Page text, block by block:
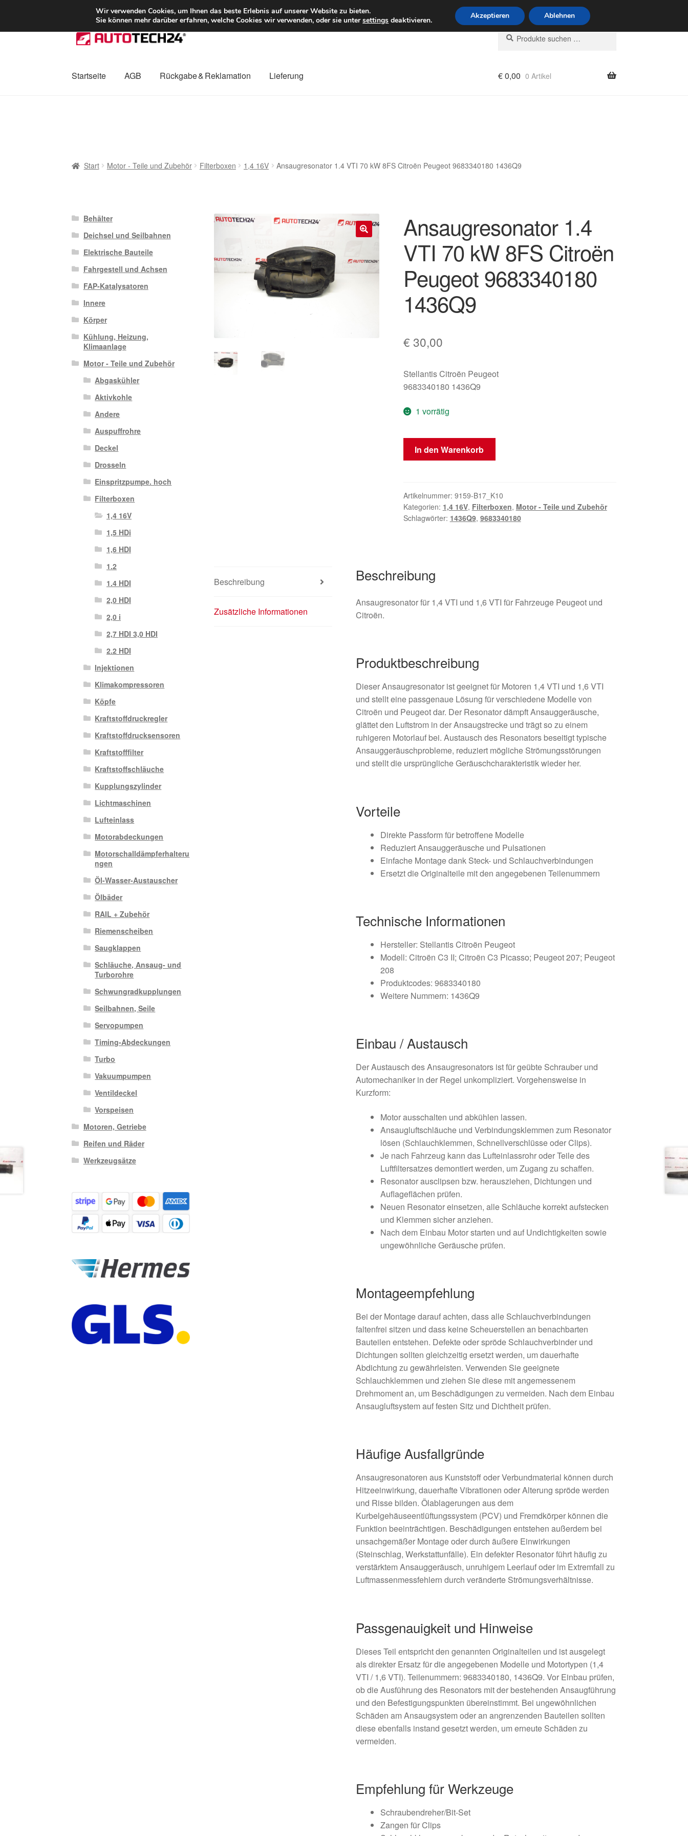
LIEFERUNG ab 6 EUR Mo–Fr 9–16 Uhr · 0175 7465658
Zur
Navigation
Zum
Inhalt
Suchen
nach:
Suchen
Startseite AGB Rückgabe & Reklamation Lieferung €0,00 0 Artikel
Start Motor - Teile und Zubehör Filterboxen 1,4 16V Ansaugresonator 1.4 VTI 70 kW 8FS Citroën Peugeot 9683340180 1436Q9
Ansaugresonator 1.4
VTI 70 kW 8FS Citroën
Peugeot 9683340180
1436Q9
€ 30,00
Stellantis Citroën Peugeot
9683340180 1436Q9
1 vorrätig
Ansaugresonator
kW
8FS
Citroën
Menge
In den Warenkorb
Artikelnummer: 9159-B17_K10
Kategorien: 1,4 16V, Filterboxen, Motor - Teile und Zubehör
Schlagwörter: 1436Q9, 9683340180
Beschreibung
Zusätzliche Informationen
Beschreibung
Ansaugresonator für 1,4 VTI und 1,6 VTI für Fahrzeuge Peugeot und
Citroën.
Produktbeschreibung
Dieser Ansaugresonator ist geeignet für Motoren 1,4 VTI und 1,6 VTI
und stellt eine passgenaue Lösung für verschiedene Modelle von
Citroën und Peugeot dar. Der Resonator dämpft Ansauggeräusche,
glättet den Luftstrom in der Ansaugstrecke und trägt so zu einem
ruhigeren Motorlauf bei. Austausch des Resonators beseitigt typische
Ansauggeräuschprobleme, reduziert mögliche Strömungsstörungen
und stellt die ursprüngliche Geräuschcharakteristik wieder her.
Vorteile
Direkte Passform für betroffene Modelle
Reduziert Ansauggeräusche und Pulsationen
Einfache Montage dank Steck- und Schlauchverbindungen
Ersetzt die Originalteile mit den angegebenen Teilenummern
Technische Informationen
Hersteller: Stellantis Citroën Peugeot
Modell: Citroën C3 II; Citroën C3 Picasso; Peugeot 207; Peugeot
208
Produktcodes: 9683340180
Weitere Nummern: 1436Q9
Einbau / Austausch
Der Austausch des Ansaugresonators ist für geübte Schrauber und
Automechaniker in der Regel unkompliziert. Vorgehensweise in
Kurzform:
Motor ausschalten und abkühlen lassen.
Ansaugluftschläuche und Verbindungsklemmen zum Resonator
lösen (Schlauchklemmen, Schnellverschlüsse oder Clips).
Je nach Fahrzeug kann das Lufteinlassrohr oder Teile des
Luftfiltersatzes demontiert werden, um Zugang zu schaffen.
Resonator ausclipsen bzw. herausziehen, Dichtungen und
Auflageflächen prüfen.
Neuen Resonator einsetzen, alle Schläuche korrekt aufstecken
und Klemmen sicher anziehen.
Nach dem Einbau Motor starten und auf Undichtigkeiten sowie
ungewöhnliche Geräusche prüfen.
Montageempfehlung
Bei der Montage darauf achten, dass alle Schlauchverbindungen
faltenfrei sitzen und dass keine Scheuerstellen an benachbarten
Bauteilen entstehen. Defekte oder spröde Schlauchverbinder und
Dichtungen sollten gleichzeitig ersetzt werden, um dauerhafte
Abdichtung zu gewährleisten. Verwenden Sie geeignete
Schlauchklemmen und ziehen Sie diese mit angemessenem
Drehmoment an, um Beschädigungen zu vermeiden. Nach dem Einbau
Ansaugluftsystem auf festen Sitz und Dichtheit prüfen.
Häufige Ausfallgründe
Ansaugresonatoren aus Kunststoff oder Verbundmaterial können durch
Hitzeeinwirkung, dauerhafte Vibrationen oder Alterung spröde werden
und Risse bilden. Ölablagerungen aus dem
Kurbelgehäuseentlüftungssystem (PCV) und Fremdkörper können die
Funktion beeinträchtigen. Beschädigungen entstehen außerdem bei
unsachgemäßer Montage oder durch äußere Einwirkungen
(Steinschlag, Werkstattunfälle). Ein defekter Resonator führt häufig zu
verstärktem Ansauggeräusch, unruhigem Leerlauf oder im Extremfall zu
Luftmassenmessfehlern durch veränderte Strömungsverhältnisse.
Passgenauigkeit und Hinweise
Dieses Teil entspricht den genannten Originalteilen und ist ausgelegt
als direkter Ersatz für die angegebenen Modelle und Motortypen (1,4
VTI / 1,6 VTI). Teilenummern: 9683340180, 1436Q9. Vor Einbau prüfen,
ob die Ausführung des Resonators mit der bestehenden Ansaugführung
und den Befestigungspunkten übereinstimmt. Bei ungewöhnlichen
Schäden am Ansaugsystem oder an angrenzenden Bauteilen sollten
diese ebenfalls instand gesetzt werden, um erneute Schäden zu
vermeiden.
Empfehlung für Werkzeuge
Schraubendreher/Bit-Set
Zangen für Clips
Behälter
Deichsel und Seilbahnen
Elektrische Bauteile
Fahrgestell und Achsen
FAP-Katalysatoren
Innere
Körper
Kühlung, Heizung,
Klimaanlage
Motor - Teile und Zubehör
Abgaskühler
Aktivkohle
Andere
Auspuffrohre
Deckel
Drosseln
Einspritzpumpe. hoch
Filterboxen
1,4 16V
1,5 HDi
1,6 HDI
1.2
1.4 HDI
2,0 HDI
2,0 i
2,7 HDI 3,0 HDI
2.2 HDI
Injektionen
Klimakompressoren
Köpfe
Kraftstoffdruckregler
Kraftstoffdrucksensoren
Kraftstofffilter
Kraftstoffschläuche
Kupplungszylinder
Lichtmaschinen
Lufteinlass
Motorabdeckungen
Motorschalldämpferhalteru
ngen
Öl-Wasser-Austauscher
Ölbäder
RAIL + Zubehör
Riemenscheiben
Saugklappen
Schläuche, Ansaug- und
Turborohre
Schwungradkupplungen
Seilbahnen, Seile
Servopumpen
Timing-Abdeckungen
Turbo
Vakuumpumpen
Ventildeckel
Vorspeisen
Motoren, Getriebe
Reifen und Räder
Werkzeugsätze
Wir verwenden Cookies, um Ihnen das beste Erlebnis auf unserer Website zu bieten.
Sie können mehr darüber erfahren, welche Cookies wir verwenden, oder sie untersettings deaktivieren. Akzeptieren Ablehnen